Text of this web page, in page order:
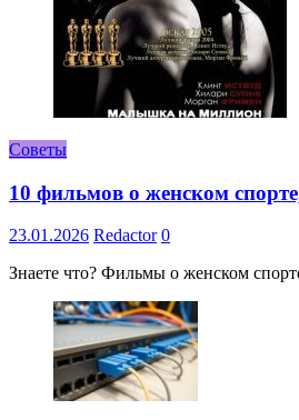
Советы
10 фильмов о женском
23.01.2026 Redactor 0
Знаете что? Фильмы о женском